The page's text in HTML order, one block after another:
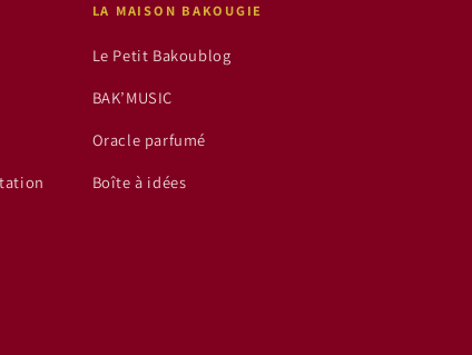
LA MAISON BAKOUGIE
Le Petit Bakoublog
BAK’MUSIC
Oracle parfumé
Boîte à idées